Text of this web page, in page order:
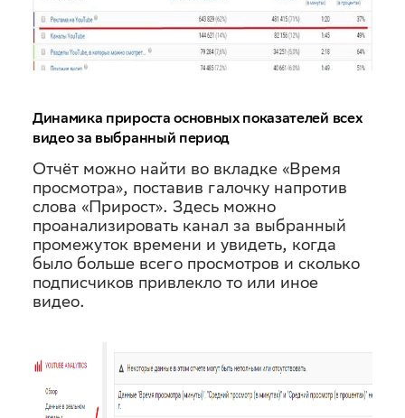
Динамика прироста основных показателей всех
видео за выбранный период
Отчёт можно найти во вкладке «Время
просмотра», поставив галочку напротив
слова «Прирост». Здесь можно
проанализировать канал за выбранный
промежуток времени и увидеть, когда
было больше всего просмотров и сколько
подписчиков привлекло то или иное
видео.